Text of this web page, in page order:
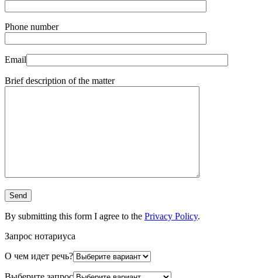
Phone number
Email
Brief description of the matter
By submitting this form I agree to the Privacy Policy.
Запрос нотариуса
О чем идет речь?